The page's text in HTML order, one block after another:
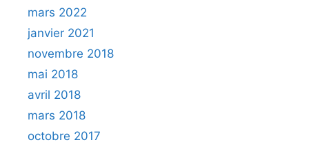
mars 2022
janvier 2021
novembre 2018
mai 2018
avril 2018
mars 2018
octobre 2017